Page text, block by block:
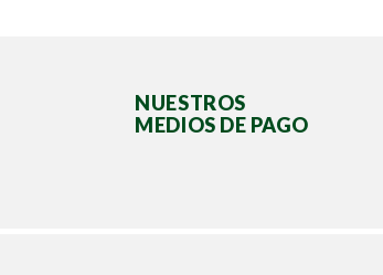
NUESTROS
MEDIOS DE PAGO